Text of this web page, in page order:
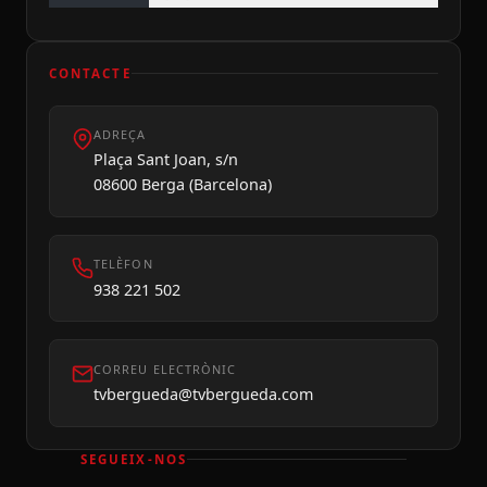
CONTACTE
ADREÇA
Plaça Sant Joan, s/n
08600 Berga (Barcelona)
TELÈFON
938 221 502
CORREU ELECTRÒNIC
tvbergueda@tvbergueda.com
SEGUEIX-NOS